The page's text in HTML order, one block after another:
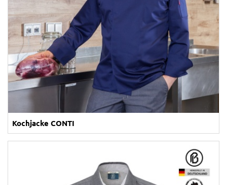
Kochjacke CONTI